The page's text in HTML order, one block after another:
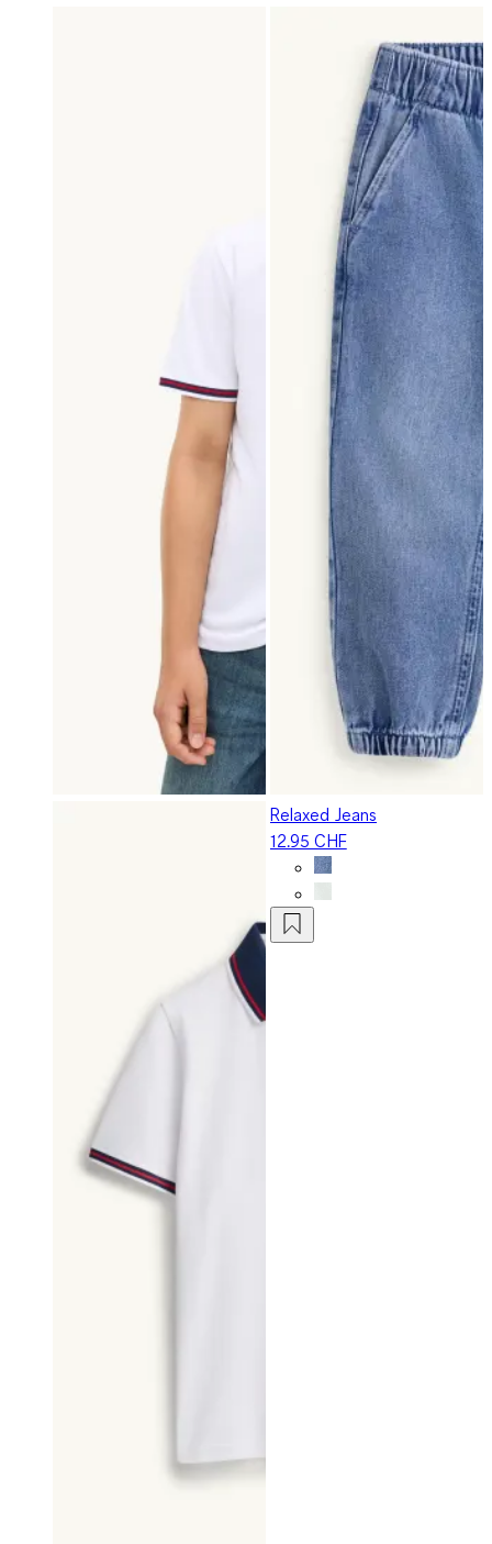
Relaxed Jeans
12.95 CHF